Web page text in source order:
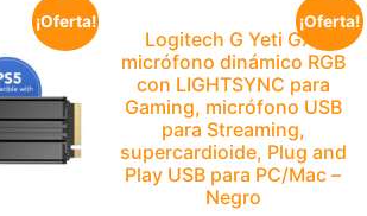
¡Oferta! ¡Oferta!
Logitech G Yeti GX,
micrófono dinámico RGB
con LIGHTSYNC para
Gaming, micrófono USB
para Streaming,
supercardioide, Plug and
Play USB para PC/Mac –
Negro